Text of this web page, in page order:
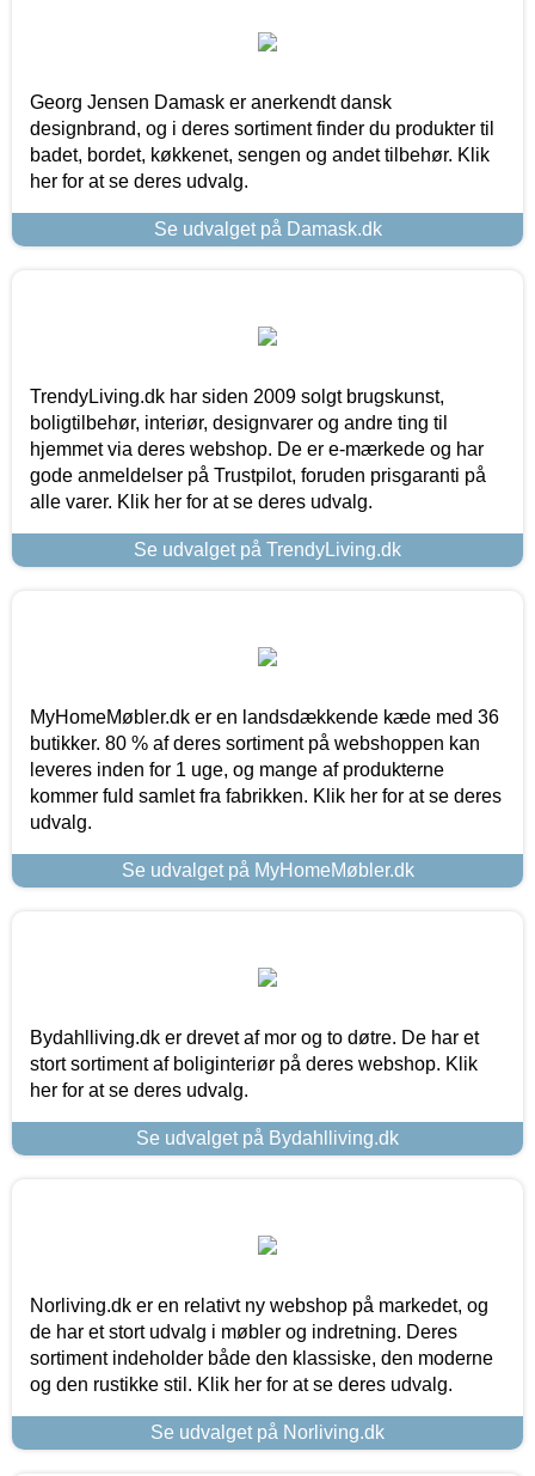
Georg Jensen Damask er anerkendt dansk
designbrand, og i deres sortiment finder du produkter til
badet, bordet, køkkenet, sengen og andet tilbehør. Klik
her for at se deres udvalg.
Se udvalget på Damask.dk
TrendyLiving.dk har siden 2009 solgt brugskunst,
boligtilbehør, interiør, designvarer og andre ting til
hjemmet via deres webshop. De er e-mærkede og har
gode anmeldelser på Trustpilot, foruden prisgaranti på
alle varer. Klik her for at se deres udvalg.
Se udvalget på TrendyLiving.dk
MyHomeMøbler.dk er en landsdækkende kæde med 36
butikker. 80 % af deres sortiment på webshoppen kan
leveres inden for 1 uge, og mange af produkterne
kommer fuld samlet fra fabrikken. Klik her for at se deres
udvalg.
Se udvalget på MyHomeMøbler.dk
Bydahlliving.dk er drevet af mor og to døtre. De har et
stort sortiment af boliginteriør på deres webshop. Klik
her for at se deres udvalg.
Se udvalget på Bydahlliving.dk
Norliving.dk er en relativt ny webshop på markedet, og
de har et stort udvalg i møbler og indretning. Deres
sortiment indeholder både den klassiske, den moderne
og den rustikke stil. Klik her for at se deres udvalg.
Se udvalget på Norliving.dk